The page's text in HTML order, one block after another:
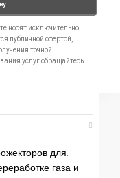
носят исключительно
публичной офертой,
точной
услуг обращайтесь
для:
газа и